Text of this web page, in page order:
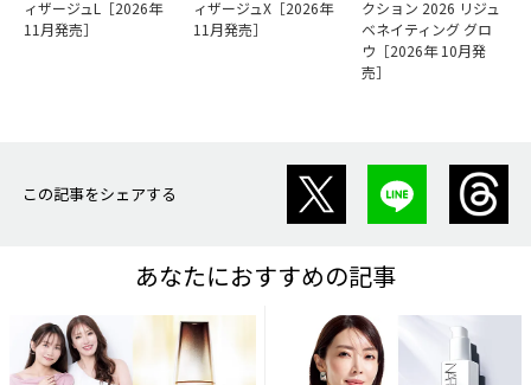
ィザージュL［2026年
11月発売］
ィザージュX［2026年
11月発売］
クション 2026 リジュ
ベネイティング グロ
ウ［2026年 10月発
売］
この記事をシェアする
あなたにおすすめの記事